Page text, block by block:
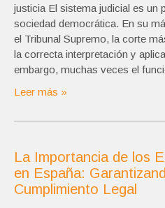
justicia El sistema judicial es un
sociedad democrática. En su
el Tribunal Supremo, la corte
la correcta interpretación y
embargo, muchas veces el
Leer más »
La Importancia de los
en España:
Cumplimiento Legal